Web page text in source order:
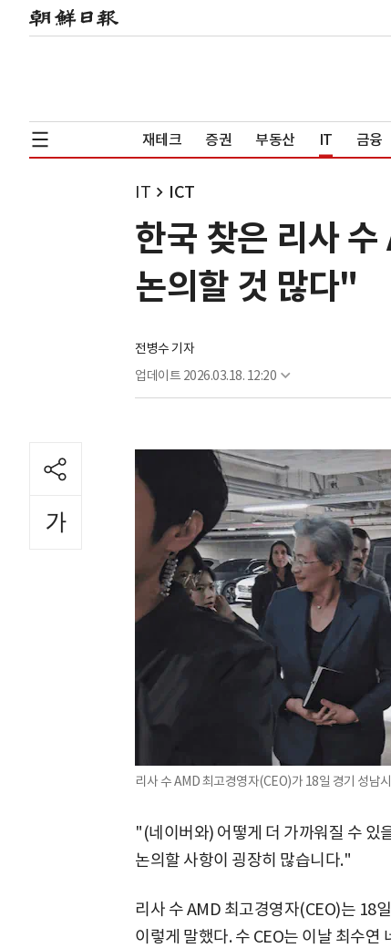
재테크 증권 부동산 IT 금융
IT ICT
한국 찾은 리사
논의할 것 많다"
전병수 기자
업데이트 2026.03.18. 12:20
리사 수 AMD 최고경영자(CEO)가 18일 경기 성남
"(네이버와) 어떻게 더 가까워질 수 있
논의할 사항이 굉장히 많습니다."
리사 수 AMD 최고경영자(CEO)는 18
이렇게 말했다. 수 CEO는 이날 최수연